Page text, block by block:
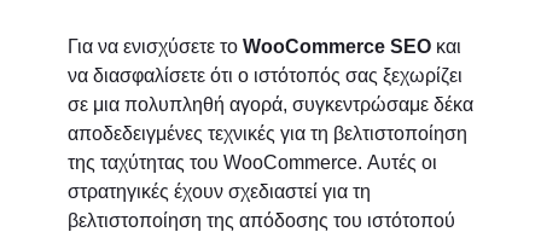
Για να ενισχύσετε το WooCommerce SEO και
να διασφαλίσετε ότι ο ιστότοπός σας ξεχωρίζει
σε μια πολυπληθή αγορά, συγκεντρώσαμε δέκα
αποδεδειγμένες τεχνικές για τη βελτιστοποίηση
της ταχύτητας του WooCommerce. Αυτές οι
στρατηγικές έχουν σχεδιαστεί για τη
βελτιστοποίηση της απόδοσης του ιστότοπού